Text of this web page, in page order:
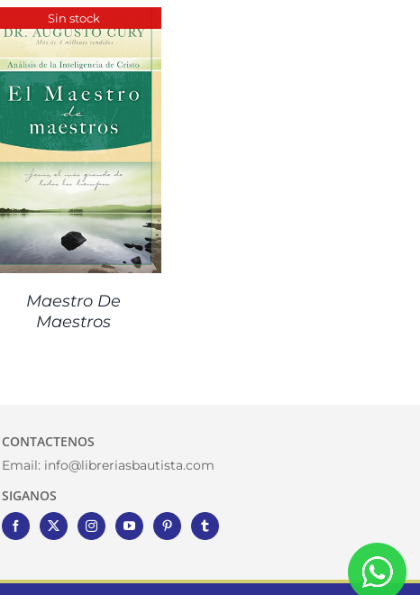
Sin stock
Maestro De
Maestros
CONTACTENOS
Email: info@libreriasbautista.com
SIGANOS